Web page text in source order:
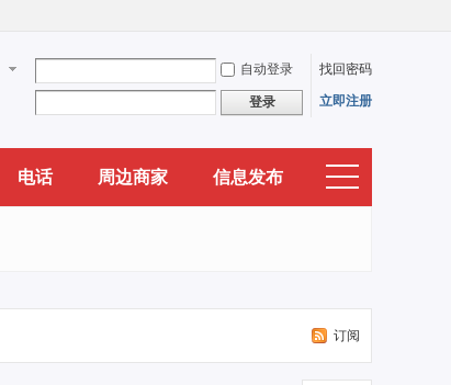
自动登录 找回密码
登录 立即注册
电话 周边商家 信息发布
订阅